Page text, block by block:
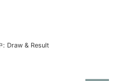
: Draw & Result